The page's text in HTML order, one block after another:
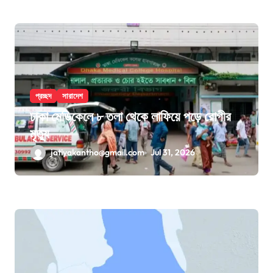
প্রচ্ছদ সারাদেশ
ঢাকা মেডিকেলে ৮ তলা থেকে লাফিয়ে পড়ে রোগীর
মৃত্যু
jatiyakantho@gmail.com Jul 31, 2026